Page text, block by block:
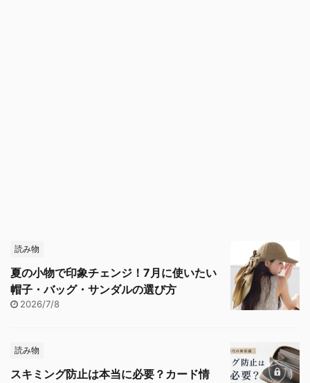
読み物
夏の小物で印象チェンジ！7月に使いたい
帽子・バッグ・サンダルの選び方
2026/7/8
読み物
スキミング防止は本当に必要？カード情